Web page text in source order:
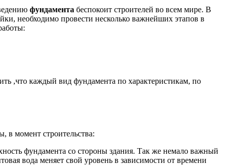
фундамента беспокоит строителей во всем мире. В
необходимо провести несколько важнейших этапов в
,что каждый вид фундамента по характеристикам, по
в момент строительства:
фундамента со стороны здания. Так же немало важный
вода меняет свой уровень в зависимости от времени